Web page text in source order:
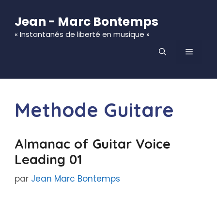
contenu
Jean - Marc Bontemps
« Instantanés de liberté en musique »
MENU
Methode Guitare
Almanac of Guitar Voice
Leading 01
par Jean Marc Bontemps